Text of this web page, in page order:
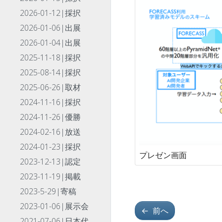
2026-01-12|採択
2026-01-06|出展
2026-01-04|出展
2025-11-18|採択
2025-08-14|採択
2025-06-26|取材
2024-11-16|採択
2024-11-26|優勝
2024-02-16|放送
2024-01-23|採択
2023-12-13|認定
2023-11-19|掲載
2023-5-29|寄稿
2023-01-06|展示会
プレゼン画面
← 前へ